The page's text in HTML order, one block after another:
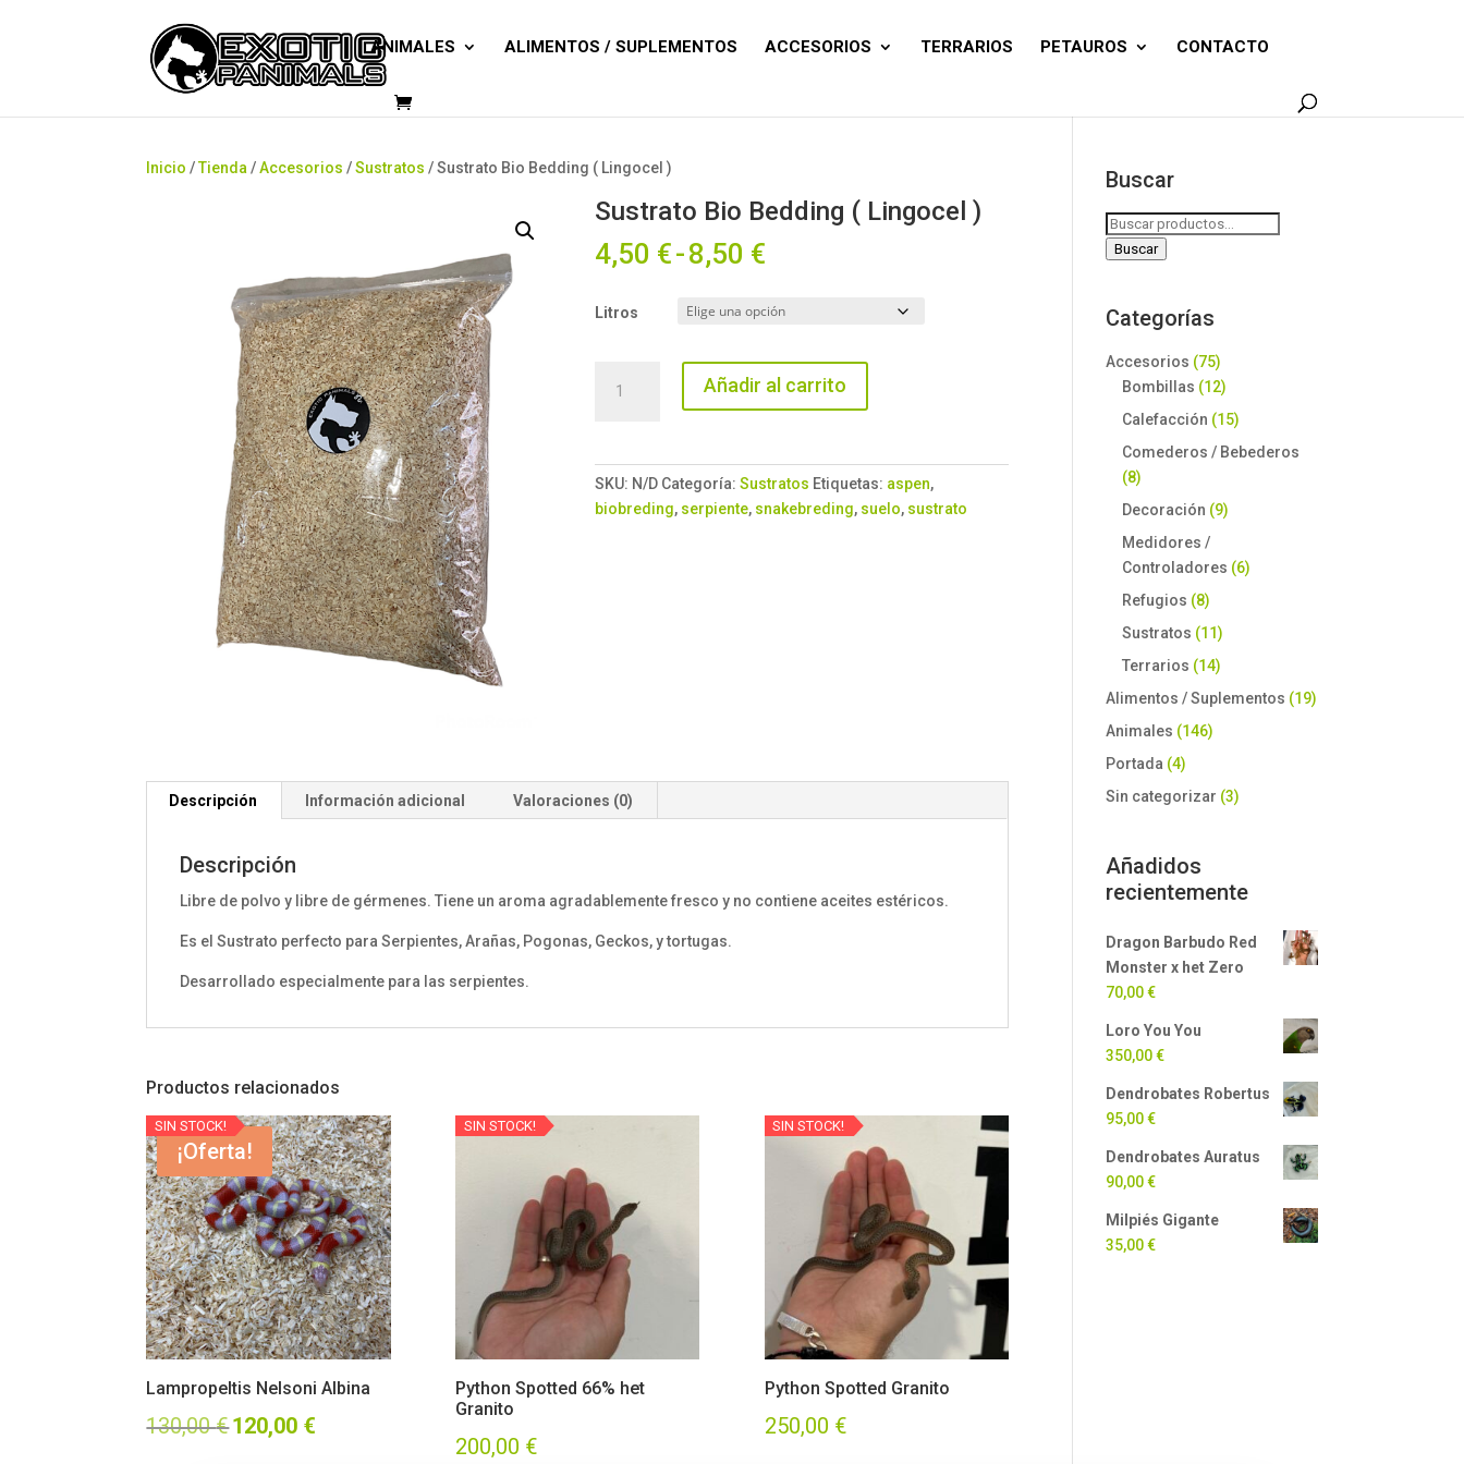
ANIMALES ALIMENTOS / SUPLEMENTOS ACCESORIOS TERRARIOS PETAUROS CONTACTO
productos
Inicio /Tienda /Accesorios /Sustratos / Sustrato Bio Bedding ( Lingocel )
Sustrato Bio Bedding ( Lingocel )
4,50 €-8,50 €
precios:
4,50 €
hasta
8,50 €
Litros
Añadir al carrito
SKU: N/D Categoría:Sustratos Etiquetas: aspen,
biobreding, serpiente, snakebreding, suelo, sustrato
Descripción Información adicional Valoraciones (0)
Descripción
Libre de polvo y libre de gérmenes. Tiene un aroma agradablemente fresco y no contiene aceites estéricos.
Es el Sustrato perfecto para Serpientes, Arañas, Pogonas, Geckos, y tortugas.
Desarrollado especialmente para las serpientes.
Productos relacionados
¡Oferta!
SIN STOCK!
Lampropeltis Nelsoni Albina
130,00€El
120,00 €
SIN STOCK!
Python Spotted 66% het
Granito
200,00 €
SIN STOCK!
Python Spotted Granito
250,00 €
Buscar
Buscar
por:
Buscar
Categorías
Accesorios (75)
Bombillas (12)
Calefacción (15)
Comederos / Bebederos
(8)
Decoración (9)
Medidores /
Controladores (6)
Refugios (8)
Sustratos (11)
Terrarios (14)
Alimentos / Suplementos (19)
Animales (146)
Portada (4)
Sin categorizar (3)
Añadidos
recientemente
Dragon Barbudo Red
Monster x het Zero
70,00€
Loro You You
350,00€
Dendrobates Robertus
95,00€
Dendrobates Auratus
90,00€
Milpiés Gigante
35,00€